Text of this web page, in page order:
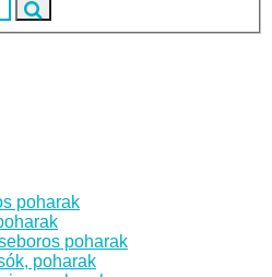
poharak
poharak
poharak